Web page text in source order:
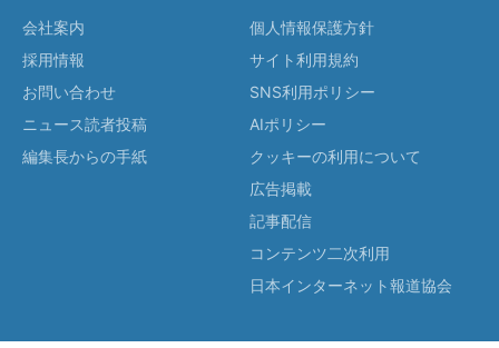
会社案内
採用情報
お問い合わせ
ニュース読者投稿
編集長からの手紙
個人情報保護方針
サイト利用規約
SNS利用ポリシー
AIポリシー
クッキーの利用について
広告掲載
記事配信
コンテンツ二次利用
日本インターネット報道協会